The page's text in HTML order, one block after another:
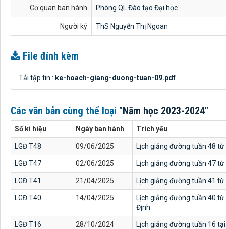
Cơ quan ban hành Phòng QL Đào tạo Đại học
Người ký ThS Nguyễn Thị Ngoan
File đính kèm
Tải tập tin : ke-hoach-giang-duong-tuan-09.pdf
Các văn bản cùng thể loại "Năm học 2023-2024"
Số kí hiệu Ngày ban hành Trích yếu
LGĐ T48 09/06/2025 Lịch giảng đường tuần 48
LGĐ T47 02/06/2025 Lịch giảng đường tuần 47
LGĐ T41 21/04/2025 Lịch giảng đường tuần 41
LGĐ T40 14/04/2025
Lịch giảng đường tuần 40
Định
LGĐ T16 28/10/2024 Lịch giảng đường tuần 16